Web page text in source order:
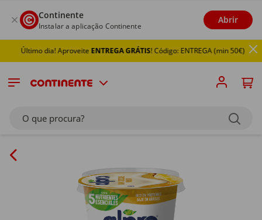
Continente
Instalar a aplicação Continente
Abrir
Último dia! AproveiteENTREGA GRÁTIS! Código: ENTREGA (min 50€)
O que procura?